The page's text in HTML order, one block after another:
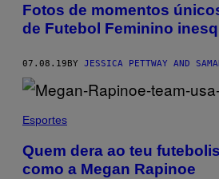
Fotos de momentos
de Futebol Feminino
07.08.19 BY JESSICA PETTWAY AND
Esportes
Quem dera ao teu
como a Megan Rapinoe